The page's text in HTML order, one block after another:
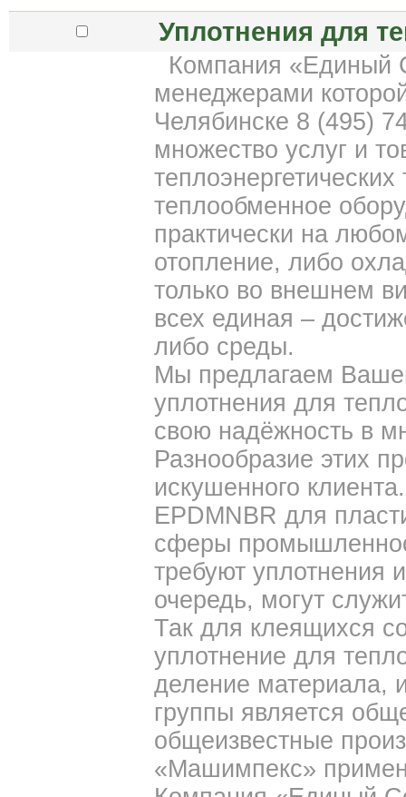
Уплотнения для
Компания «Единый
менеджерами
Челябинске 8 (495)
множество услуг и
теплообменное
практически на
отопление, либо
только во внешнем
всех единая –
либо среды.
Мы предлагаем
уплотнения для
свою надёжность в
Разнообразие этих
искушенного
EPDMNBR для
сферы
требуют уплотнения
очередь, могут
Так для клеящихся
уплотнение для
деление материала,
группы является
общеизвестные
«Машимпекс»